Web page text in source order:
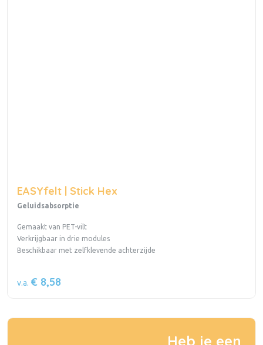
EASYfelt | Stick Hex
Geluidsabsorptie
Gemaakt van PET-vilt
Verkrijgbaar in drie modules
Beschikbaar met zelfklevende achterzijde
v.a. € 8,58
Heb je een